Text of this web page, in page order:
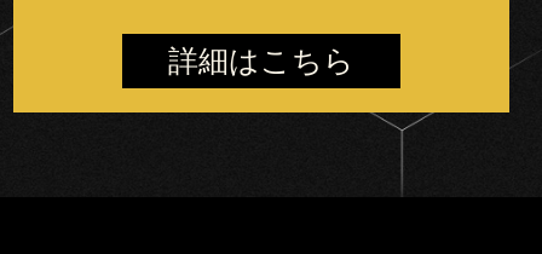
詳細はこちら